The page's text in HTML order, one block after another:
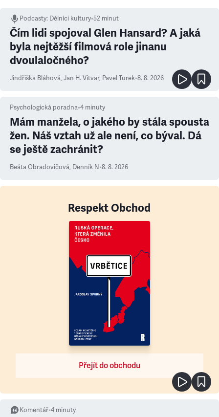
Podcasty: Dělníci kultury•52 minut
Čím lidi spojoval Glen Hansard? A jaká
byla nejtěžší filmová role jinanu
dvoulaločného?
Jindřiška Bláhová, Jan H. Vitvar, Pavel Turek•8. 8. 2026
Psychologická poradna•4 minuty
Mám manžela, o jakého by stála spousta
žen. Náš vztah už ale není, co býval. Dá
se ještě zachránit?
Beáta Obradovičová, Denník N•8. 8. 2026
Respekt Obchod
Přejít do obchodu
Komentář•4 minuty